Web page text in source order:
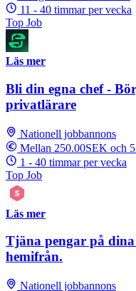
11 - 40 timmar per vecka
Top Job
Läs mer
Bli din egna chef -
privatlärare
Nationell jobbannons
Mellan 250.00SEK och
1 - 40 timmar per vecka
Top Job
Läs mer
Tjäna pengar på
hemifrån.
Nationell jobbannons